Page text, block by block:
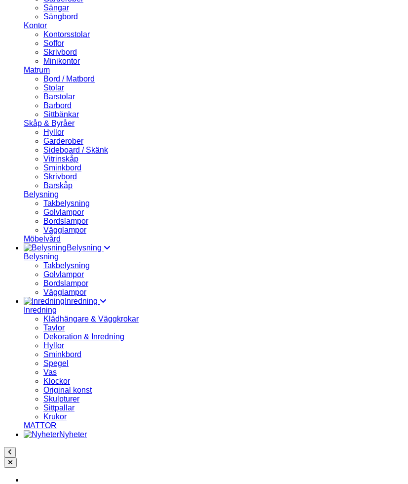
Sängar
Sängbord
Kontor
Kontorsstolar
Soffor
Skrivbord
Minikontor
Matrum
Bord / Matbord
Stolar
Barstolar
Barbord
Sittbänkar
Skåp & Byråer
Hyllor
Garderober
Sideboard / Skänk
Vitrinskåp
Sminkbord
Skrivbord
Barskåp
Belysning
Takbelysning
Golvlampor
Bordslampor
Vägglampor
Möbelvård
Belysning
Belysning
Takbelysning
Golvlampor
Bordslampor
Vägglampor
Inredning
Inredning
Klädhängare & Väggkrokar
Tavlor
Dekoration & Inredning
Hyllor
Sminkbord
Spegel
Vas
Klockor
Original konst
Skulpturer
Sittpallar
Krukor
MATTOR
Nyheter